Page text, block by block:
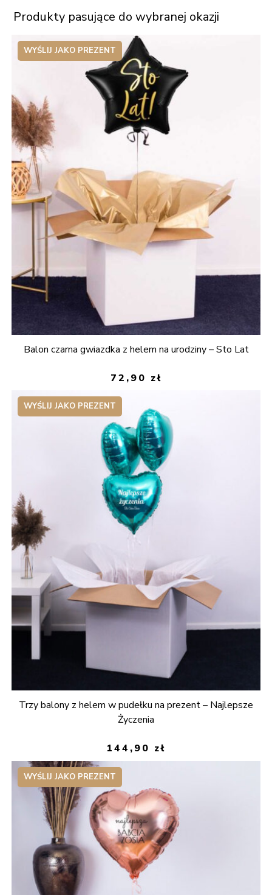
Produkty pasujące do wybranej okazji
WYŚLIJ JAKO PREZENT
Balon czarna gwiazdka z helem na urodziny – Sto Lat
72,90 zł
WYŚLIJ JAKO PREZENT
Trzy balony z helem w pudełku na prezent – Najlepsze
Życzenia
144,90 zł
WYŚLIJ JAKO PREZENT